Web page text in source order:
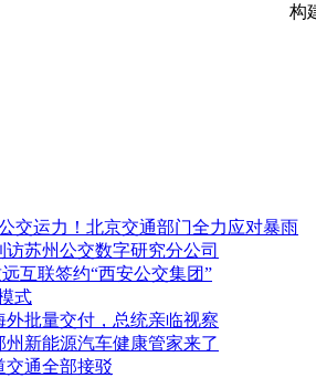
构
交运力！北京交通部门全力应对暴雨
苏州公交数字研究分公司
互联签约“西安公交集团”
式
批量交付，总统亲临视察
新能源汽车健康管家来了
交通全部接驳